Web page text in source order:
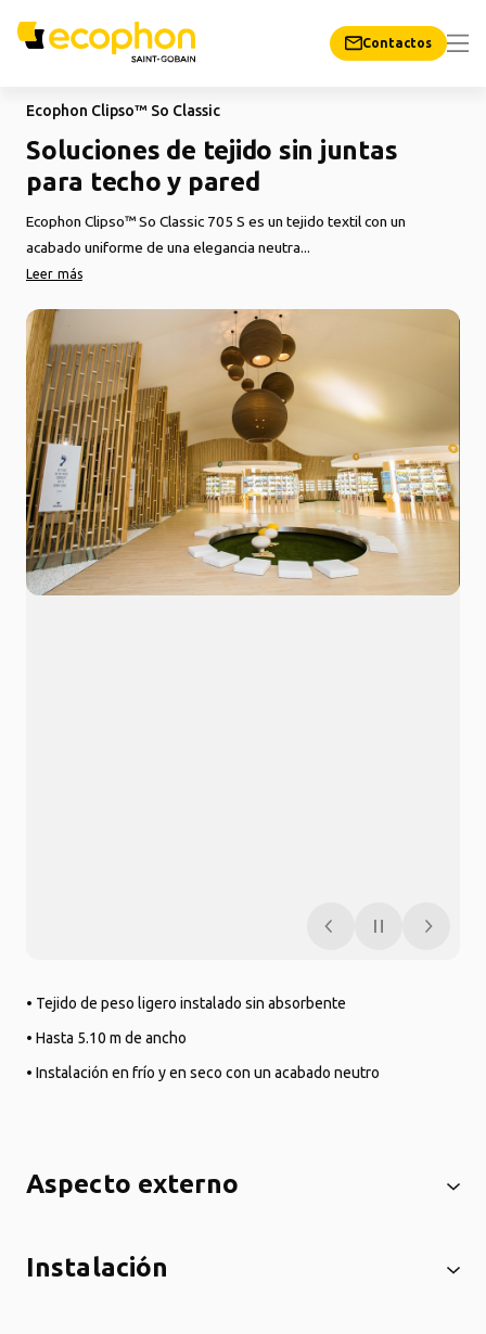
Contactos
Ecophon Clipso™ So Classic
Soluciones de tejido sin juntas
para techo y pared
Ecophon Clipso™ So Classic 705 S es un tejido textil con un
acabado uniforme de una elegancia neutra...
Leer más
• Tejido de peso ligero instalado sin absorbente
• Hasta 5.10 m de ancho
• Instalación en frío y en seco con un acabado neutro
Aspecto externo
Instalación